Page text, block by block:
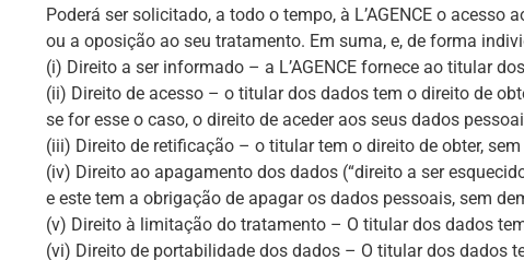
Poderá ser solicitado, a todo o tempo, à L’AGENCE o
ou a oposição ao seu tratamento. Em suma, e, de forma
(i) Direito a ser informado – a L’AGENCE fornece ao titular
(ii) Direito de acesso – o titular dos dados tem o direito de
se for esse o caso, o direito de aceder aos seus dados
(iii) Direito de retificação – o titular tem o direito de obter,
(iv) Direito ao apagamento dos dados (“direito a ser
e este tem a obrigação de apagar os dados pessoais, sem
(v) Direito à limitação do tratamento – O titular dos dados
(vi) Direito de portabilidade dos dados – O titular dos dados